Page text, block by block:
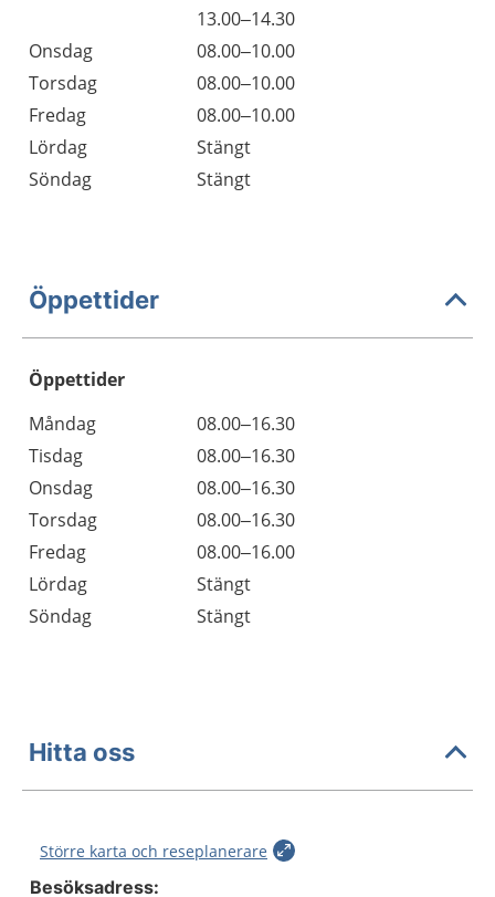
13.00–14.30
Onsdag
08.00–10.00
Torsdag
08.00–10.00
Fredag
08.00–10.00
Lördag
Stängt
Söndag
Stängt
Öppettider
Öppettider
Dag
Öppettider
Kommentarer
Måndag
08.00–16.30
Tisdag
08.00–16.30
Onsdag
08.00–16.30
Torsdag
08.00–16.30
Fredag
08.00–16.00
Lördag
Stängt
Söndag
Stängt
Hitta oss
Större karta och reseplanerare
Besöksadress: